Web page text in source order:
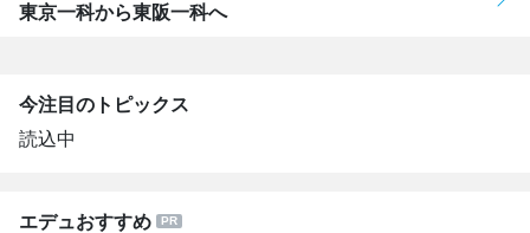
東京一科から東阪一科へ
今注目のトピックス
読込中
エデュおすすめ